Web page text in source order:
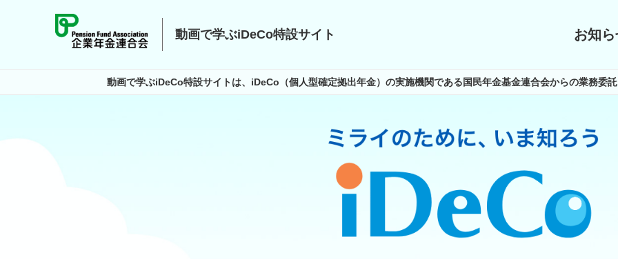
動画で学ぶiDeCo特設サイト お知
動画で学ぶiDeCo特設サイトは、iDeCo（個人型確定拠出年金）の実施機関である国民年金基金連合会からの業務委